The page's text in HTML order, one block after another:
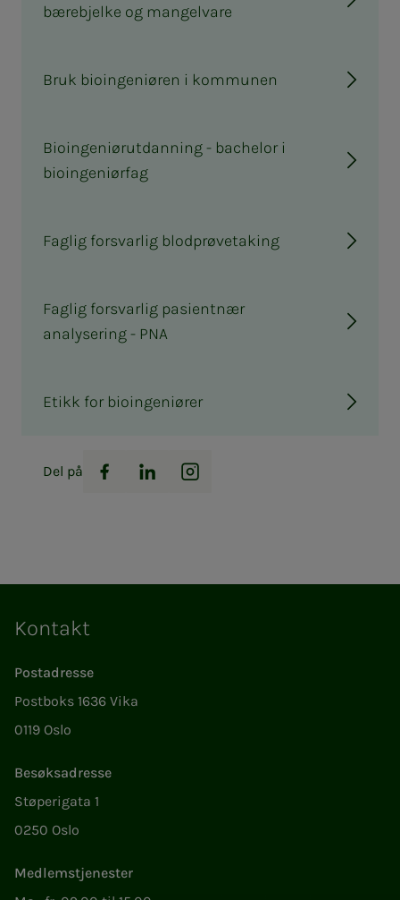
bærebjelke og mangelvare
Bruk bioingeniøren i kommunen
Bioingeniørutdanning - bachelor i
bioingeniørfag
Faglig forsvarlig blodprøvetaking
Faglig forsvarlig pasientnær
analysering - PNA
Etikk for bioingeniører
Del på
Facebook
LinkedInInstagram
Kontakt
Postadresse
Postboks 1636 Vika
0119 Oslo
Besøksadresse
Støperigata 1
0250 Oslo
Medlemstjenester